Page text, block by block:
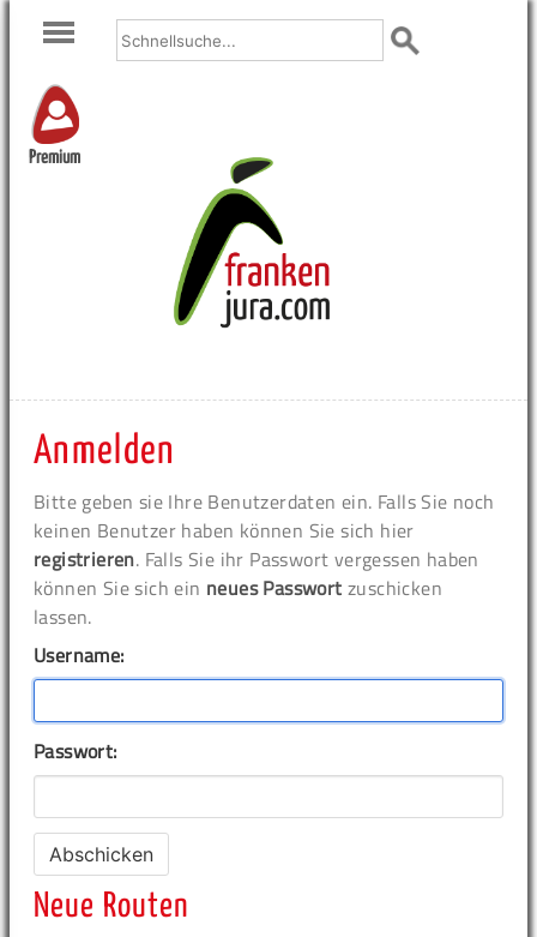
Premium
Anmelden
Bitte geben sie Ihre Benutzerdaten ein. Falls Sie noch
keinen Benutzer haben können Sie sich hier
registrieren. Falls Sie ihr Passwort vergessen haben
können Sie sich ein neues Passwort zuschicken
lassen.
Username:
Passwort:
Neue Routen